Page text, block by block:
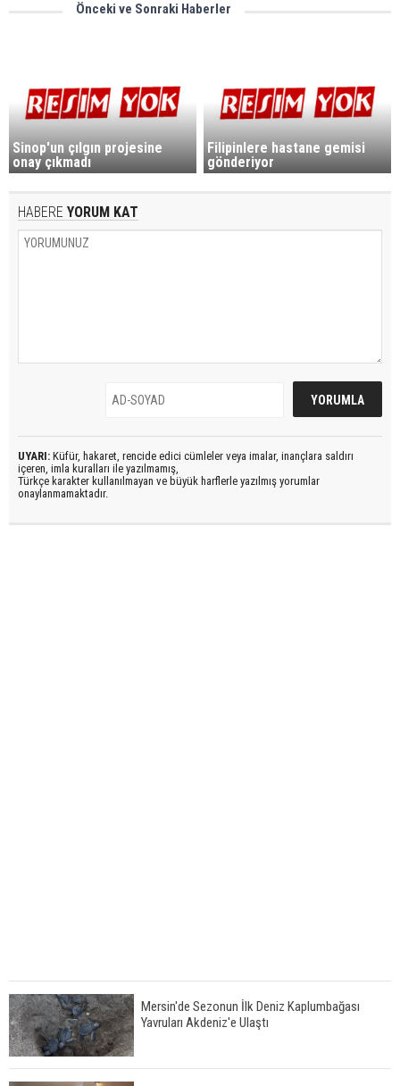
Önceki ve Sonraki Haberler
Sinop'un çılgın projesine
onay çıkmadı
Filipinlere hastane gemisi
gönderiyor
HABERE YORUM KAT
UYARI: Küfür, hakaret, rencide edici cümleler veya imalar, inançlara saldırı
içeren, imla kuralları ile yazılmamış,
Türkçe karakter kullanılmayan ve büyük harflerle yazılmış yorumlar
onaylanmamaktadır.
Mersin'de Sezonun İlk Deniz Kaplumbağası
Yavruları Akdeniz'e Ulaştı